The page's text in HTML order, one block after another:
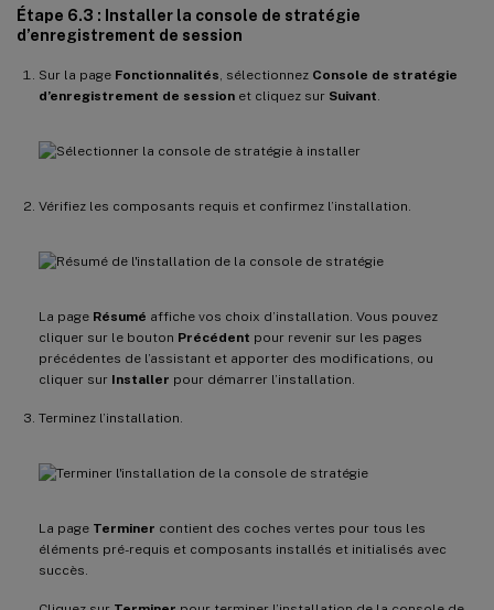
Étape 6.3 : Installer la console de stratégie
d’enregistrement de session
Sur la page Fonctionnalités , sélectionnez Console de stratégie
d’enregistrement de session et cliquez sur Suivant
Vérifiez les composants requis et confirmez l’installation.
La page Résumé affiche vos choix d’installation. Vous pouvez
cliquer sur le bouton Précédent pour revenir sur les pages
précédentes de l’assistant et apporter des modifications, ou
cliquer sur Installer pour démarrer l’installation.
Terminez l’installation.
La page Terminer contient des coches vertes pour tous les
éléments pré-requis et composants installés et initialisés avec
succès.